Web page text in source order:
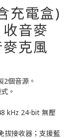
充電盒)
音麥
克風
2個音源。
。
kHz 24-bit 無壓
拔接收器；支援藍